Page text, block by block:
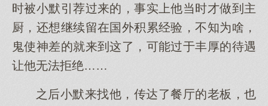
时被小默引荐过来的，事实上他当时才做到主
厨，还想继续留在国外积累经验，不知为啥，
鬼使神差的就来到这了，可能过于丰厚的待遇
让他无法拒绝……
之后小默来找他，传达了餐厅的老板，也